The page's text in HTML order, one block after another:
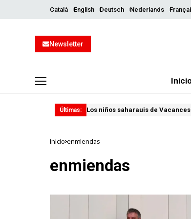
Català English Deutsch Nederlands
Newsletter
Últimas: Los niños saharauis de
Inicio enmiendas
enmiendas